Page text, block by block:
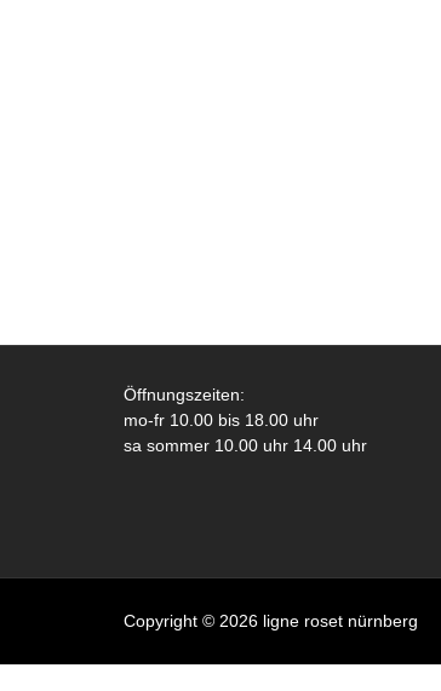
Öffnungszeiten:
mo-fr 10.00 bis 18.00 uhr
sa sommer 10.00 uhr 14.00 uhr
Copyright © 2026 ligne roset nürnberg